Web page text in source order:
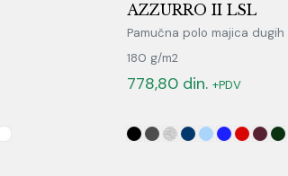
AZZURRO II LSL
Pamučna polo majica dugih
180 g/m2
778,80 din. +PDV